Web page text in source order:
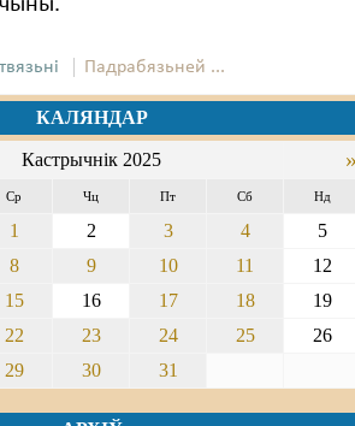
Падрабязьней ...
КАЛЯНДАР
Кастрычнік 2025
Ср Чц Пт Сб Нд
1 2 3 4
5
8 9 10 11
12
15 16 17 18
19
22 23 24 25
26
29 30 31